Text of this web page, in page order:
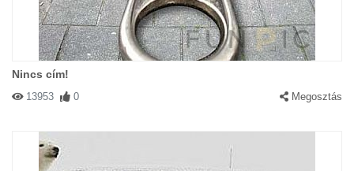
Nincs cím!
13953 0 Megosztás